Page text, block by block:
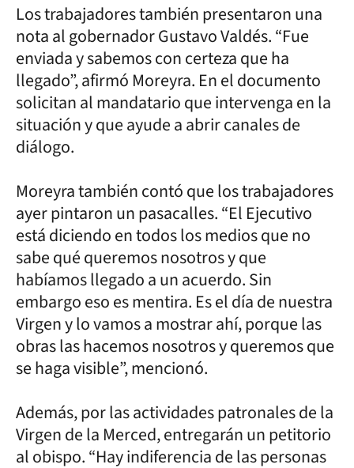
Los trabajadores también presentaron una
nota al gobernador Gustavo Valdés. “Fue
enviada y sabemos con certeza que ha
llegado”, afirmó Moreyra. En el documento
solicitan al mandatario que intervenga en la
situación y que ayude a abrir canales de
diálogo.
Moreyra también contó que los trabajadores
ayer pintaron un pasacalles. “El Ejecutivo
está diciendo en todos los medios que no
sabe qué queremos nosotros y que
habíamos llegado a un acuerdo. Sin
embargo eso es mentira. Es el día de nuestra
Virgen y lo vamos a mostrar ahí, porque las
obras las hacemos nosotros y queremos que
se haga visible”, mencionó.
Además, por las actividades patronales de la
Virgen de la Merced, entregarán un petitorio
al obispo. “Hay indiferencia de las personas